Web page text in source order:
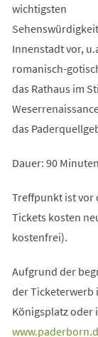
wichtigsten
Innenstadt vor,
romanisch-
das Rathaus im
das
Dauer: 90 Minuten
Treffpunkt ist vor
Tickets kosten
kostenfrei).
Aufgrund der
der Ticketerwerb
Königsplatz oder
(Öffnet